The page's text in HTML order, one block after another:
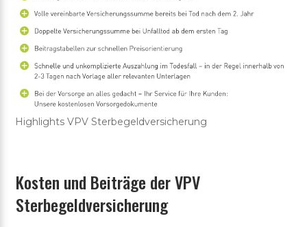
Highlights VPV Sterbegeldversicherung
Kosten und Beiträge der VPV
Sterbegeldversicherung